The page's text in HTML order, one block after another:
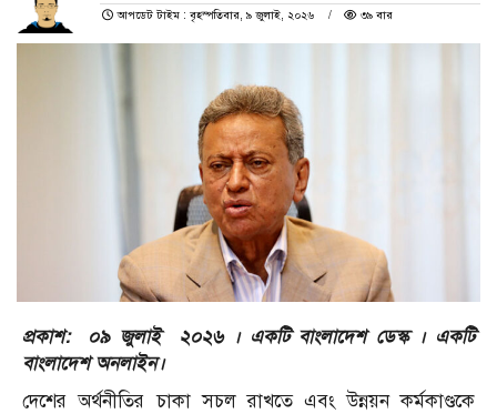
আপডেট টাইম : বৃহস্পতিবার, ৯ জুলাই, ২০২৬
৩৯ বার
প্রকাশ: ০৯ জুলাই ২০২৬ । একটি বাংলাদেশ ডেস্ক । একটি
বাংলাদেশ অনলাইন।
দেশের অর্থনীতির চাকা সচল রাখতে এবং উন্নয়ন কর্মকাণ্ডকে